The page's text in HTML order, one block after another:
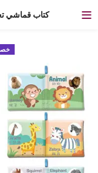
كتاب قماشي
خصم